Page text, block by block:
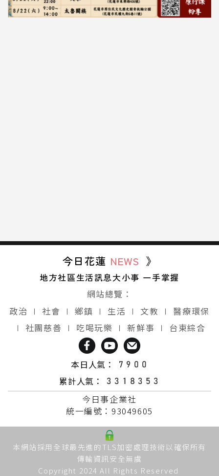
今日花蓮 NEWS 》
地方社區生活訊息大小事 一手掌握
網站總覽：
政治 ∣ 社會 ∣ 鄉鎮 ∣ 生活 ∣ 文教 ∣
醫療環保
∣ 社團慈善 ∣ 吃喝玩樂 ∣ 新鮮事 ∣ 台東綜合
本日人氣：
累計人氣：
今日事企業社
統一編號：93049605
本網站採用全球最先進的TLS加密處理技術以確保所有
傳輸資訊安全無虞
Copyright 2024 All Rights Reserved